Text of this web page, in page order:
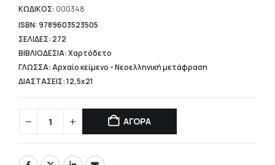
είναι:
13,28 €.
ΚΩΔΙΚΟΣ: 000348
ISBN: 9789603523505
ΣΕΛΙΔΕΣ: 272
ΒΙΒΛΙΟΔΕΣΙΑ: Χαρτόδετο
ΓΛΩΣΣΑ: Αρχαίο κείμενο - Νεοελληνική μετάφραση
ΔΙΑΣΤΑΣΕΙΣ: 12,5x21
ΑΓΟΡΑ